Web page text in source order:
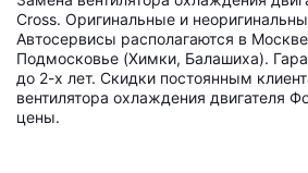
Cross. Оригинальные и
Автосервисы располагаются в
Подмосковье (Химки, Балашиха).
до 2-х лет. Скидки постоянным
вентилятора охлаждения двигателя
цены.